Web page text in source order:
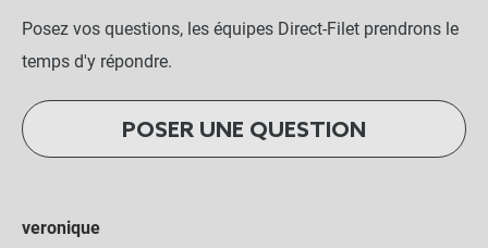
Posez vos questions, les équipes Direct-Filet prendrons le
temps d'y répondre.
POSER UNE QUESTION
veronique